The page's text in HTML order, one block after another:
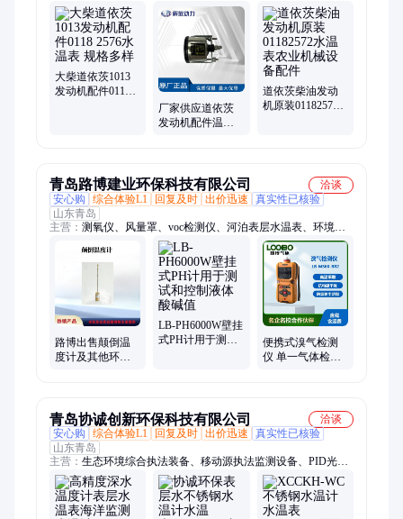
油机、排气管、整机配、冷却器、发电机、螺塞管、电脑版、排
气门、电磁阀、执行器、单体泵、高压泵、继电器、液压泵、呼
吸器、涨紧轮、连杆瓦、增压器、喷油器
大柴道依茨1013
发动机配件0118
厂家供应道依茨
发动机配件温度
道依茨柴油发动
机原装01182572
青岛路博建业环保科技有限公司
洽谈
安心购
综合体验L1 回复及时 出价迅速
真实性已核验
山东青岛
主营： 测氧仪、风量罩、voc检测仪、河泊表层水温表、环境监
测、激光粉尘、顶空分析仪、氨氮分析仪、油烟检测仪、大气采
样器、皂膜流量计、水质检测仪、水质采样器、气体检测仪、气
体采样器、烟气分析仪、toc分析仪器、水质测量仪、明渠流量
计、甲醛检测仪、油烟快检仪、汞蒸气检测仪、汞蒸汽检测仪、
在线水质分析仪、手持式苯检测仪、生物发光光度计
路博出售颠倒温
度计及其他环境
LB-PH6000W壁挂
式PH计用于测试
便携式溴气检测
仪 单一气体检测
青岛协诚创新环保科技有限公司
洽谈
安心购
综合体验L1 回复及时 出价迅速
真实性已核验
山东青岛
主营： 生态环境综合执法装备、移动源执法监测设备、PID光离
子检测仪、表层水温表、单人防护装备、实验室分析仪器、氢火
焰离子化检测仪、个人防护包、便携式恶臭检测仪、手持式林格
曼黑度仪、移动执法箱、便携式粉尘检测仪、红外热成像仪、管